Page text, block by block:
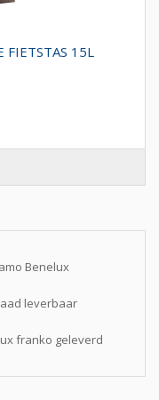
FIETSTAS 15L
Benelux
leverbaar
franko geleverd